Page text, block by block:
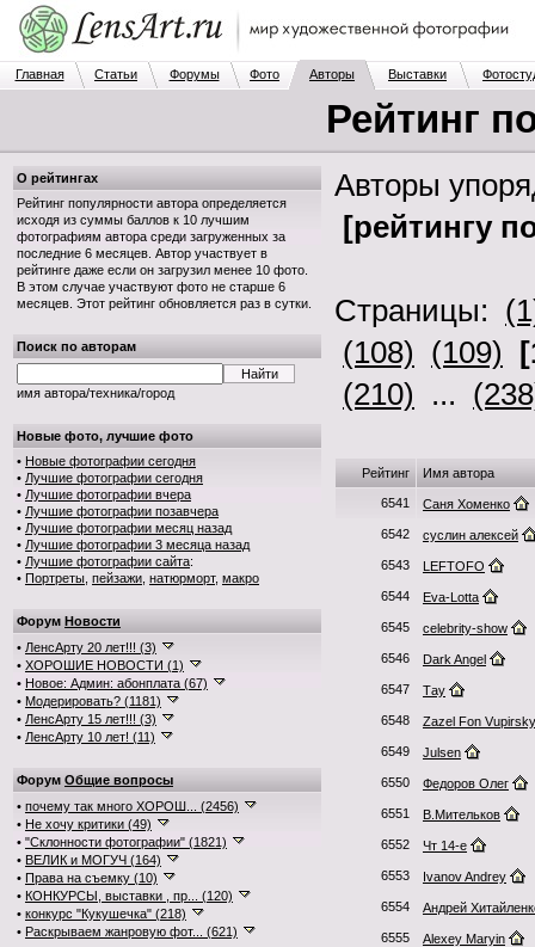
Главная Статьи Форумы Фото Авторы Выставки
Рейтинг
О рейтингах
Рейтинг популярности автора определяется
исходя из суммы баллов к 10 лучшим
фотографиям автора среди загруженных за
последние 6 месяцев. Автор участвует в
рейтинге даже если он загрузил менее 10 фото.
В этом случае участвуют фото не старше 6
месяцев. Этот рейтинг обновляется раз в сутки.
Поиск по авторам
имя автора/техника/город
Новые фото, лучшие фото
• Новые фотографии сегодня
• Лучшие фотографии сегодня
• Лучшие фотографии вчера
• Лучшие фотографии позавчера
• Лучшие фотографии месяц назад
• Лучшие фотографии 3 месяца назад
• Лучшие фотографии сайта:
• Портреты пейзажи натюрморт, макро
Форум Новости
• ЛенсАрту 20 лет!!! (3)
• ХОРОШИЕ НОВОСТИ (1)
• Новое: Админ: абонплата (67)
• Модерировать? (1181)
• ЛенсАрту 15 лет!!! (3)
• ЛенсАрту 10 лет! (11)
Форум Общие вопросы
• почему так много ХОРОШ... (2456)
• Не хочу критики (49)
• "Склонности фотографии" (1821)
• ВЕЛИК и МОГУЧ (164)
• Права на съемку (10)
• КОНКУРСЫ, выставки , пр... (120)
• конкурс "Кукушечка" (218)
• Раскрываем жанровую фот... (621)
Авторы
[рейтингу
Страницы:
(108) (109)
(210) ...
Рейтинг Имя автора
6541 Саня Хоменко
6542 суслин алексей
6543 LEFTOFO
6544 Eva-Lotta
6545 celebrity-show
6546 Dark Angel
6547 Таy
6548 Zazel Fon Vupirsky
6549 Julsen
6550 Федоров Олег
6551 В.Мительков
6552 Чт 14-е
6553 Ivanov Andrey
6554 Андрей
6555 Alexey Maryin